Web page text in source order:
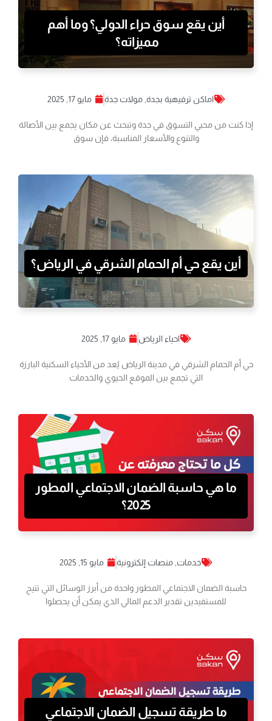
أين يقع سوق حراء الدولي؟ وما أهم
مميزاته؟
اماكن ترفيهية بجدة ,مولات جدة مايو 17, 2025
إذا كنت من محبي التسوق في جدة وتبحث عن مكان يجمع بين الأصالة
والتنوع والأسعار المناسبة، فإن سوق
أين يقع حي أم الحمام الشرقي في الرياض؟
احياء الرياض مايو 17, 2025
حي أم الحمام الشرقي في مدينة الرياض يُعد من الأحياء السكنية البارزة
التي تجمع بين الموقع الحيوي والخدمات
ما هي حاسبة الضمان الاجتماعي المطور
2025؟
خدمات, منصات إلكترونية مايو 15, 2025
حاسبة الضمان الاجتماعي المطور واحدة من أبرز الوسائل التي تتيح
للمستفيدين تقدير الدعم المالي الذي يمكن أن يحصلوا
ما طريقة تسجيل الضمان الاجتماعي